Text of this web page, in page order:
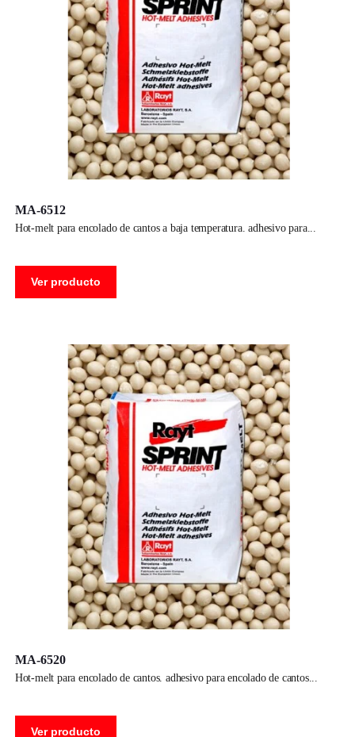
MA-6512
hot-melt para encolado de cantos a baja temperatura. adhesivo para
Ver producto
MA-6520
hot-melt para encolado de cantos. adhesivo para encolado de cantos
Ver producto